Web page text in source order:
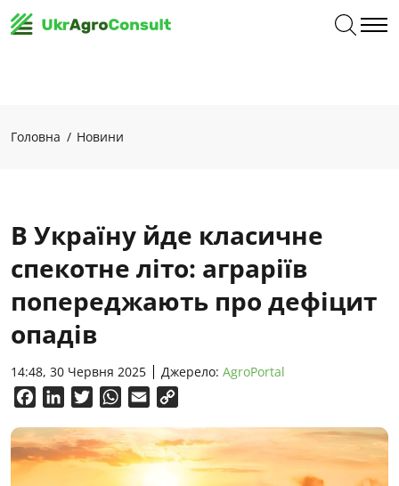
Головна Новини
В Україну йде класичне
спекотне літо: аграріїв
попереджають про дефіцит
опадів
14:48, 30 Червня 2025 Джерело: AgroPortal
FacebookLinkedInTwitterWhatsApp
Email